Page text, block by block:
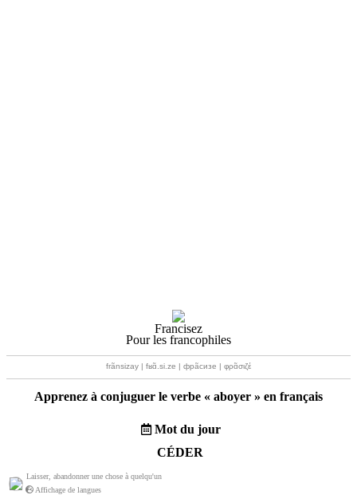
Francisez
Pour les francophiles
frãnsizay | fʁɑ̃.si.ze | фрãсизе | φρɑ̃σιζέ
Apprenez à conjuguer le verbe « aboyer » en français
Mot du jour
CÉDER
Laisser, abandonner une chose à quelqu'un
Affichage de langues